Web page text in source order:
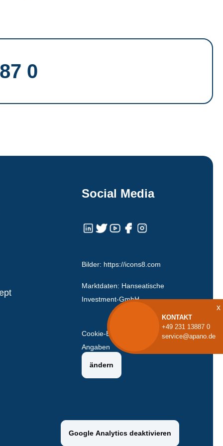
0
KONTAKT
+49 231 13887 0
service@apano.de
x
Social Media
Bilder: https://icons8.com
Marktdaten: Hanseatische
Investment-GmbH.
Cookie-Erlaubnis:
Angaben
ändern
Google Analytics deaktivieren